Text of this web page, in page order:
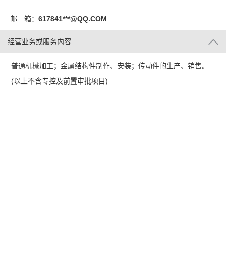
邮 箱： 617841***@QQ.COM
经营业务或服务内容
普通机械加工；金属结构件制作、安装；传动件的生产、销售。
(以上不含专控及前置审批项目)